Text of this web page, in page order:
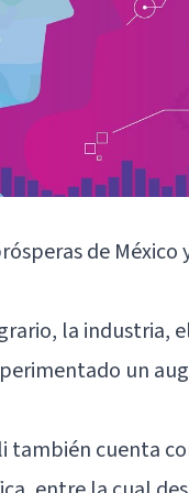
de México
la industria,
un
también cuenta